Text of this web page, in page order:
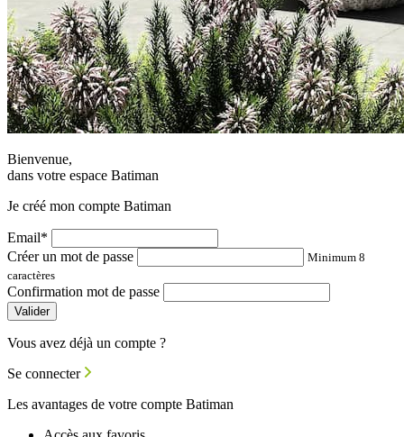
Bienvenue,
dans votre espace Batiman
Je créé mon compte Batiman
Email*
Créer un mot de passe
Minimum 8
caractères
Confirmation mot de passe
Valider
Vous avez déjà un compte ?
Se connecter
Les avantages de votre compte Batiman